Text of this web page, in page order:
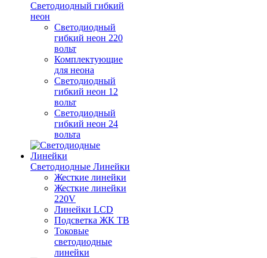
Светодиодный гибкий
неон
Светодиодный
гибкий неон 220
вольт
Комплектующие
для неона
Светодиодный
гибкий неон 12
вольт
Светодиодный
гибкий неон 24
вольта
Светодиодные Линейки
Жесткие линейки
Жесткие линейки
220V
Линейки LCD
Подсветка ЖК ТВ
Токовые
светодиодные
линейки